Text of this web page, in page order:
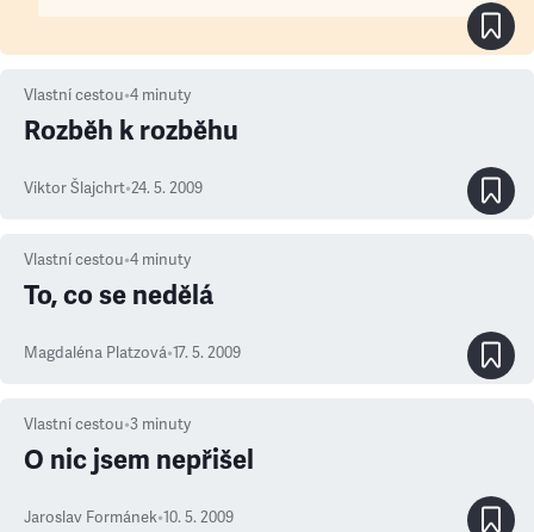
Vlastní cestou•4 minuty
Rozběh k rozběhu
Viktor Šlajchrt•24. 5. 2009
Vlastní cestou•4 minuty
To, co se nedělá
Magdaléna Platzová•17. 5. 2009
Vlastní cestou•3 minuty
O nic jsem nepřišel
Jaroslav Formánek•10. 5. 2009